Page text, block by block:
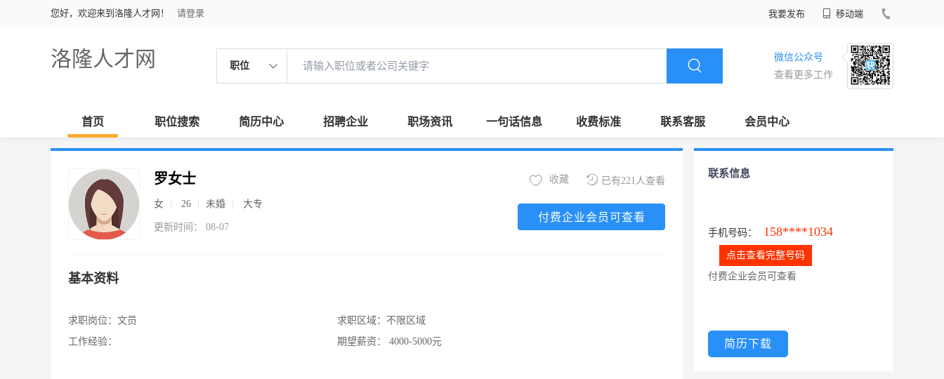
您好，欢迎来到洛隆人才网！ 请登录 我要发布 移动端
洛隆人才网 职位
微信公众号
查看更多工作
首页 职位搜索 简历中心 招聘企业 职场资讯 一句话信息 收费标准 联系客服 会员中心
罗女士
女 26 未婚 大专
更新时间： 08-07
已有221人查看
收藏
付费企业会员可查看
基本资料
求职岗位： 文员
工作经验：
求职区域： 不限区域
期望薪资：
4000-5000元
联系信息
手机号码： 158****1034
点击查看完整号码
付费企业会员可查看
简历下载